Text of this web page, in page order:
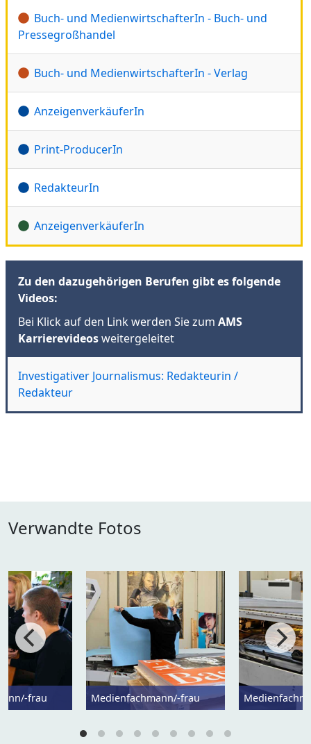
Buch- und MedienwirtschafterIn - Buch- und
Pressegroßhandel
Buch- und MedienwirtschafterIn - Verlag
AnzeigenverkäuferIn
Print-ProducerIn
RedakteurIn
AnzeigenverkäuferIn
Zu den dazugehörigen Berufen gibt es folgende
Videos:
Bei Klick auf den Link werden Sie zum AMS
Karrierevideosweitergeleitet
Investigativer Journalismus: Redakteurin /
Redakteur
Verwandte Fotos
Medienfachmann/-frau
frau